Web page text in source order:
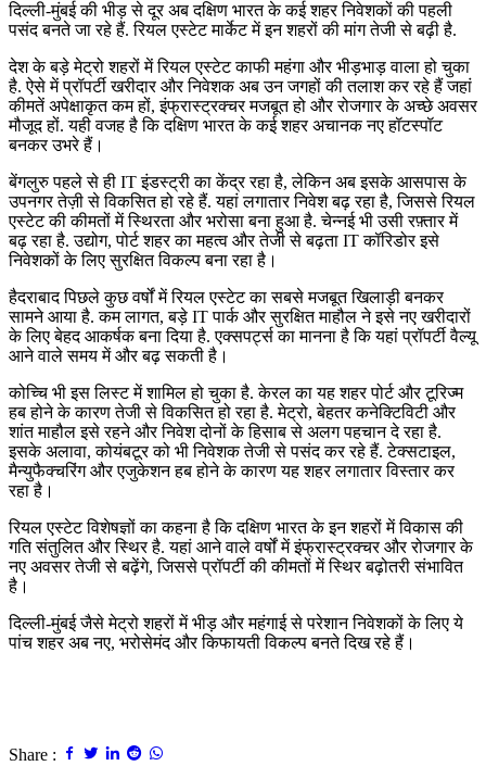
दिल्ली-मुंबई की भीड़ से दूर अब दक्षिण भारत के कई शहर निवेशकों की पहली
पसंद बनते जा रहे हैं.रियल एस्टेट मार्केट में इन शहरों की मांग तेजी से बढ़ी है.
देश के बड़े मेट्रो शहरों में रियल एस्टेट काफी महंगा और भीड़भाड़ वाला हो चुका
है.ऐसे में प्रॉपर्टी खरीदार और निवेशक अब उन जगहों की तलाश कर रहे हैं जहां
कीमतें अपेक्षाकृत कम हों,इंफ्रास्ट्रक्चर मजबूत हो और रोजगार के अच्छे अवसर
मौजूद हों.यही वजह है कि दक्षिण भारत के कई शहर अचानक नए हॉटस्पॉट
बनकर उभरे हैं।
बेंगलुरु पहले से ही ITइंडस्ट्री का केंद्र रहा है,लेकिन अब इसके आसपास के
उपनगर तेज़ी से विकसित हो रहे हैं.यहां लगातार निवेश बढ़ रहा है,जिससे रियल
एस्टेट की कीमतों में स्थिरता और भरोसा बना हुआ है.चेन्नई भी उसी रफ़्तार में
बढ़ रहा है.उद्योग,पोर्ट शहर का महत्व और तेजी से बढ़ता ITकॉरिडोर इसे
निवेशकों के लिए सुरक्षित विकल्प बना रहा है।
हैदराबाद पिछले कुछ वर्षों में रियल एस्टेट का सबसे मजबूत खिलाड़ी बनकर
सामने आया है.कम लागत,बड़े ITपार्क और सुरक्षित माहौल ने इसे नए खरीदारों
के लिए बेहद आकर्षक बना दिया है.एक्सपर्ट्स का मानना है कि यहां प्रॉपर्टी वैल्यू
आने वाले समय में और बढ़ सकती है।
कोच्चि भी इस लिस्ट में शामिल हो चुका है.केरल का यह शहर पोर्ट और टूरिज्म
हब होने के कारण तेजी से विकसित हो रहा है.मेट्रो,बेहतर कनेक्टिविटी और
शांत माहौल इसे रहने और निवेश दोनों के हिसाब से अलग पहचान दे रहा है.
इसके अलावा,कोयंबटूर को भी निवेशक तेजी से पसंद कर रहे हैं.टेक्सटाइल,
मैन्युफैक्चरिंग और एजुकेशन हब होने के कारण यह शहर लगातार विस्तार कर
रहा है।
रियल एस्टेट विशेषज्ञों का कहना है कि दक्षिण भारत के इन शहरों में विकास की
गति संतुलित और स्थिर है.यहां आने वाले वर्षों में इंफ्रास्ट्रक्चर और रोजगार के
नए अवसर तेजी से बढ़ेंगे,जिससे प्रॉपर्टी की कीमतों में स्थिर बढ़ोतरी संभावित
है।
दिल्ली-मुंबई जैसे मेट्रो शहरों में भीड़ और महंगाई से परेशान निवेशकों के लिए ये
पांच शहर अब नए, भरोसेमंद और किफायती विकल्प बनते दिख रहे हैं।
Share :